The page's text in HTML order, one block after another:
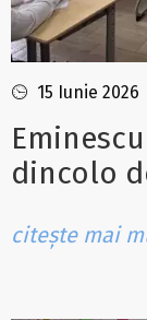
15 Iunie 2026
dincolo
citește mai